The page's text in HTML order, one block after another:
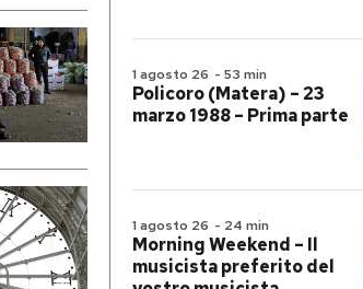
1 agosto 26 - 53 min
Policoro (Matera) – 23
marzo 1988 – Prima parte
1 agosto 26 - 24 min
Morning Weekend – Il
musicista preferito del